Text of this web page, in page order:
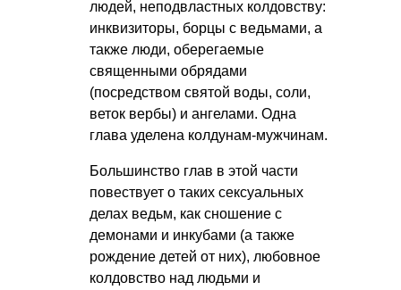
людей, неподвластных колдовству:
инквизиторы, борцы с ведьмами, а
также люди, оберегаемые
священными обрядами
(посредством святой воды, соли,
веток вербы) и ангелами. Одна
глава уделена колдунам-мужчинам.
Большинство глав в этой части
повествует о таких сексуальных
делах ведьм, как сношение с
демонами и инкубами (а также
рождение детей от них), любовное
колдовство над людьми и